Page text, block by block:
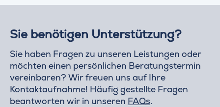
Sie benötigen Unterstützung?
Sie haben Fragen zu unseren Leistungen oder
möchten einen persönlichen Beratungstermin
vereinbaren? Wir freuen uns auf Ihre
Kontaktaufnahme! Häufig gestellte Fragen
beantworten wir in unseren FAQs.